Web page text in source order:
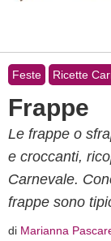
Feste Ricette
Frappe
Le frappe o
e croccanti,
Carnevale.
frappe sono
di Marianna